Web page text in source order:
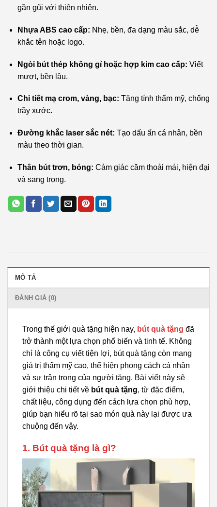
gần gũi với thiên nhiên.
Nhựa ABS cao cấp: Nhẹ, bền, đa dạng màu sắc, dễ
khắc tên hoặc logo.
Ngòi bút thép không gỉ hoặc hợp kim cao cấp: Viết
mượt, bền lâu.
Chi tiết mạ crom, vàng, bạc: Tăng tính thẩm mỹ, chống
trầy xước.
Đường khắc laser sắc nét: Tạo dấu ấn cá nhân, bền
màu theo thời gian.
Thân bút trơn, bóng: Cảm giác cầm thoải mái, hiện đại
và sang trọng.
MÔ TẢ
ĐÁNH GIÁ (0)
Trong thế giới quà tặng hiện nay, bút quà tặng đã
trở thành một lựa chọn phổ biến và tinh tế. Không
chỉ là công cụ viết tiện lợi, bút quà tặng còn mang
giá trị thẩm mỹ cao, thể hiện phong cách cá nhân
và sự trân trọng của người tặng. Bài viết này sẽ
giới thiệu chi tiết về bút quà tặng, từ đặc điểm,
chất liệu, công dụng đến cách lựa chọn phù hợp,
giúp bạn hiểu rõ tại sao món quà này lại được ưa
chuộng đến vậy.
1. Bút quà tặng là gì?